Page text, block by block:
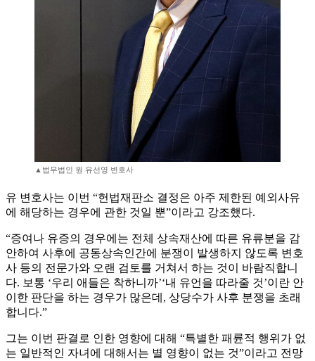
▲법무법인 원 유선영 변호사
유 변호사는 이번 “헌법재판소 결정은 아주 제한된 예외사유
에 해당하는 경우에 관한 것일 뿐”이라고 강조했다.
“증여나 유증의 경우에는 전체 상속재산에 따른 유류분을 감
안하여 사후에 공동상속인간에 분쟁이 발생하지 않도록 변호
사 등의 전문가와 오랜 검토를 거쳐서 하는 것이 바람직합니
다. 보통 ‘우리 애들은 착하니까’‘내 유언을 따라줄 것’이란 안
이한 판단을 하는 경우가 많은데, 상당수가 사후 분쟁을 초래
합니다.”
그는 이번 판결로 인한 영향에 대해 “특별한 패륜적 행위가 없
는 일반적인 자녀에 대해서는 별 영향이 없는 것”이라고 전망